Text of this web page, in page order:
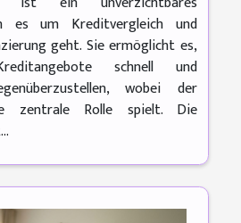
es um Kreditvergleich und
geht. Sie ermöglicht es,
schnell und
wobei der
zentrale Rolle spielt. Die